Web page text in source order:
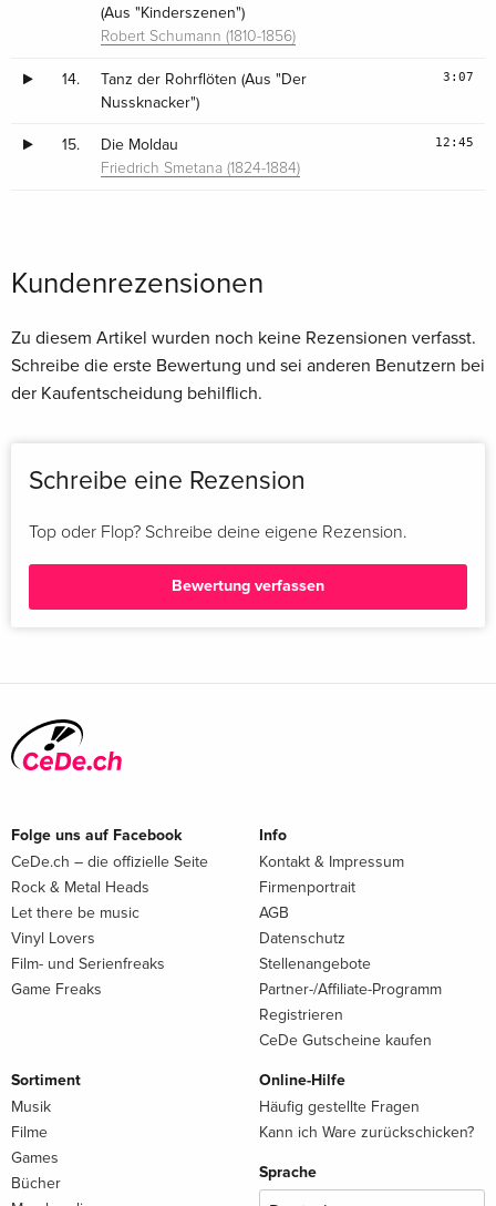
(Aus "Kinderszenen")
Robert Schumann (1810-1856)
14.
Tanz der Rohrflöten (Aus "Der
Nussknacker")
3:07
15. Die Moldau
Friedrich Smetana (1824-1884)
12:45
Kundenrezensionen
Zu diesem Artikel wurden noch keine Rezensionen verfasst.
Schreibe die erste Bewertung und sei anderen Benutzern bei
der Kaufentscheidung behilflich.
Schreibe eine Rezension
Top oder Flop? Schreibe deine eigene Rezension.
Bewertung verfassen
Folge uns auf Facebook
CeDe.ch – die offizielle Seite
Rock & Metal Heads
Let there be music
Vinyl Lovers
Film- und Serienfreaks
Game Freaks
Info
Kontakt & Impressum
Firmenportrait
AGB
Datenschutz
Stellenangebote
Partner-/Affiliate-Programm
Registrieren
CeDe Gutscheine kaufen
Sortiment
Musik
Filme
Games
Bücher
Online-Hilfe
Häufig gestellte Fragen
Kann ich Ware zurückschicken?
Sprache